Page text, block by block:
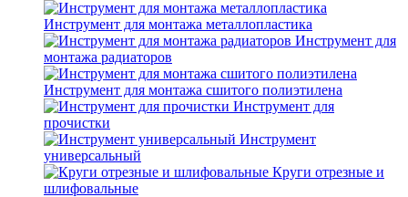
Инструмент для монтажа металлопластика
Инструмент для
монтажа радиаторов
Инструмент для монтажа сшитого полиэтилена
Инструмент для
прочистки
Инструмент
универсальный
Круги отрезные и
шлифовальные